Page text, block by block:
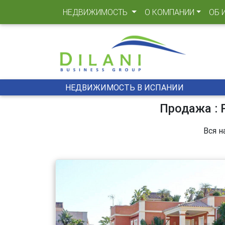
НЕДВИЖИМОСТЬ (CURRENT)
О КОМПАНИИ ОБ
НЕДВИЖИМОСТЬ В ИСПАНИИ
Продажа :
Вся